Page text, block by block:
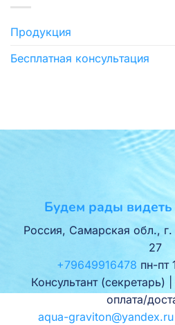
Продукция
Бесплатная консультация
Будем рады видеть
Россия, Самарская обл.,
27
+79649916478 пн-пт
Консультант (секретарь) |
оплата/
aqua-graviton@yandex.ru